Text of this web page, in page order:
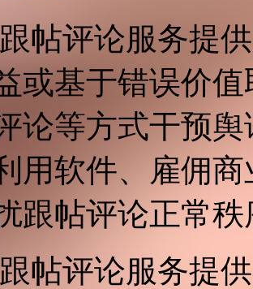
帖评论服务提
或基于错误价
论等方式干预
用软件、雇佣
跟帖评论正常
帖评论服务提